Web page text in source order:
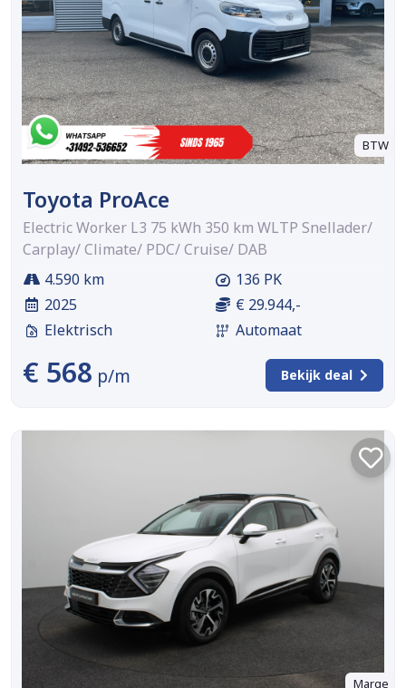
BTW
Toyota ProAce
Electric Worker L3 75 kWh 350 km WLTP Snellader/
Carplay/ Climate/ PDC/ Cruise/ DAB
4.590 km
2025
Elektrisch
136 PK
€ 29.944,-
Automaat
€ 568 p/m Bekijk deal
Marge